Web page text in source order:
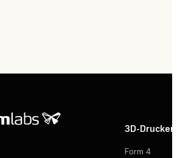
3D-Drucker
Form 4